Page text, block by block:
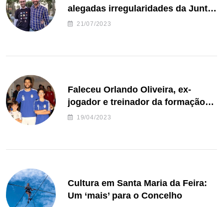
alegadas irregularidades da Junta
de Freguesia S. João de Ver
21/07/2023
Faleceu Orlando Oliveira, ex-
jogador e treinador da formação
de andebol do Feirense
19/04/2023
Cultura em Santa Maria da Feira:
Um ‘mais’ para o Concelho